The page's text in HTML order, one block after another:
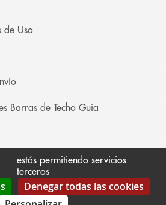
de Uso
Barras de Techo Guia
estás permitiendo servicios
terceros
Denegar todas las cookies